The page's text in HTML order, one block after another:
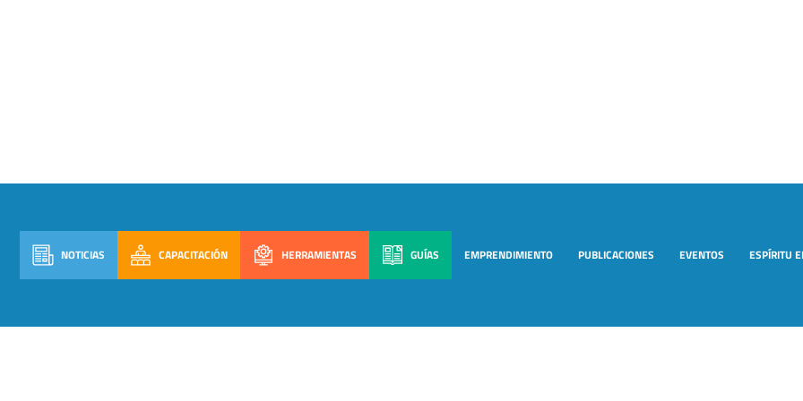
NOTICIAS CAPACITACIÓN HERRAMIENTAS GUÍAS EMPRENDIMIENTO PUBLICACIONES EVENTOS ESPÍRITU